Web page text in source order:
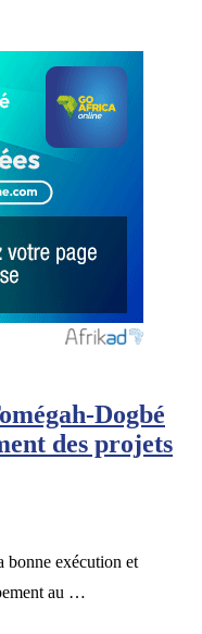
Dogbé
des projets
bonne exécution et
au …